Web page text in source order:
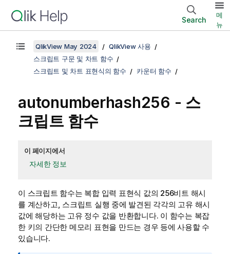
Search
메
뉴
QlikView May 2024
QlikView 사용
스크립트 구문 및 차트 함수
스크립트 및 차트 표현식의 함수
카운터 함수
autonumberhash256 - 스
크립트 함수
이 페이지에서
자세한 정보
이 스크립트 함수는 복합 입력 표현식 값의 256비트 해시
를 계산하고, 스크립트 실행 중에 발견된 각각의 고유 해시
값에 해당하는 고유 정수 값을 반환합니다. 이 함수는 복잡
한 키의 간단한 메모리 표현을 만드는 경우 등에 사용할 수
있습니다.